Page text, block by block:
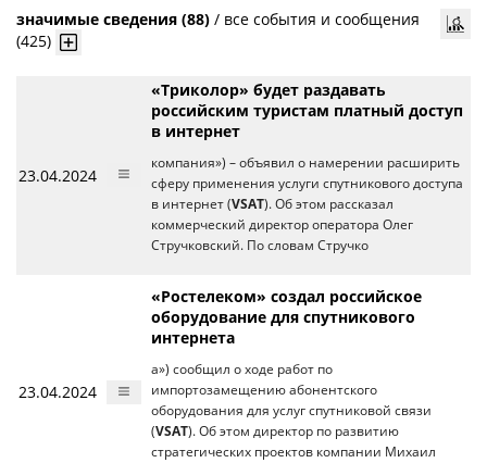
значимые сведения (88) / все события и сообщения
(425)
23.04.2024
«Триколор» будет раздавать
российским туристам платный доступ
в интернет
компания») – объявил о намерении расширить
сферу применения услуги спутникового доступа
в интернет (VSAT). Об этом рассказал
коммерческий директор оператора Олег
Стручковский. По словам Стручко
23.04.2024
«Ростелеком» создал российское
оборудование для спутникового
интернета
а») сообщил о ходе работ по
импортозамещению абонентского
оборудования для услуг спутниковой связи
(VSAT). Об этом директор по развитию
стратегических проектов компании Михаил